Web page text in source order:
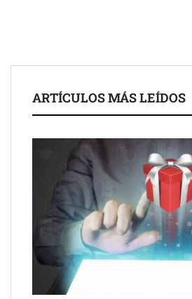
Schaeffler mejora su rentabilidad en el
NOVA: innovación y diseño que
mano de Tormo Franquicias
ARTÍCULOS MÁS LEÍDOS